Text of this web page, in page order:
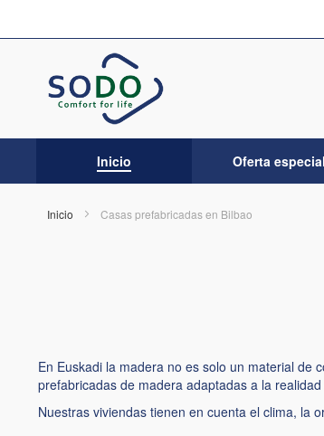
al
Inicio Oferta especial
Inicio Casas prefabricadas en Bilbao
En Euskadi la madera no es solo un material de
prefabricadas de madera adaptadas a la
Nuestras viviendas tienen en cuenta el clima, la